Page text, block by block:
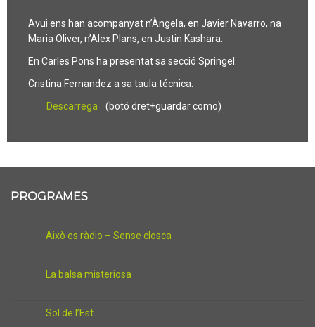
Avui ens han acompanyat n’Àngela, en Javier Navarro, na
Maria Oliver, n’Alex Plans, en Justin Kashara.
En Carles Pons ha presentat sa secció Springel.
Cristina Fernandez a sa taula técnica.
Descarrega
(botó dret+guardar como)
PROGRAMES
Això es ràdio – Sense closca
La balsa misteriosa
Sol de l’Est